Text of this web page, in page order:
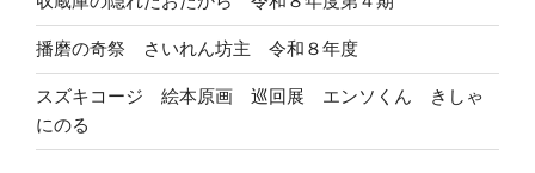
播磨の奇祭 さいれん坊主 令和８年度
スズキコージ 絵本原画 巡回展 エンソくん きしゃ
にのる